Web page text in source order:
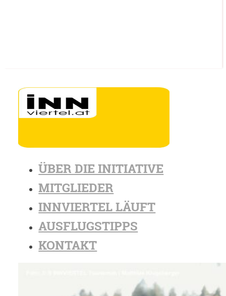
ÜBER DIE INITIATIVE
MITGLIEDER
INNVIERTEL LÄUFT
AUSFLUGSTIPPS
KONTAKT